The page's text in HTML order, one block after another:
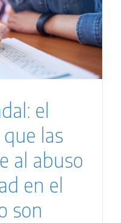
el
que las
al abuso
en el
son